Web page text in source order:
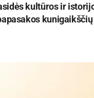
kultūros ir